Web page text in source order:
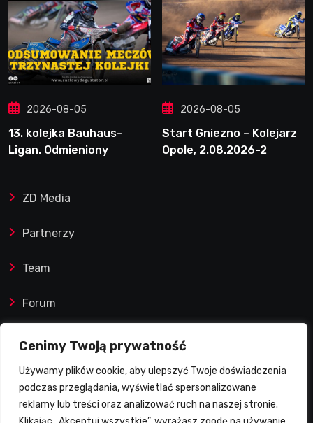
Cenimy Twoją prywatność
Używamy plików cookie, aby ulepszyć Twoje doświadczenia
podczas przeglądania, wyświetlać spersonalizowane
reklamy lub treści oraz analizować ruch na naszej stronie.
2026-08-05
13. kolejka Bauhaus-
Ligan. Odmieniony
2026-08-05
Start Gniezno – Kolejarz
Opole, 2.08.2026-2
ZD Media
Partnerzy
Team
Forum
Reklamy i współprace
Prawa autorskie
Polityka Prywatności